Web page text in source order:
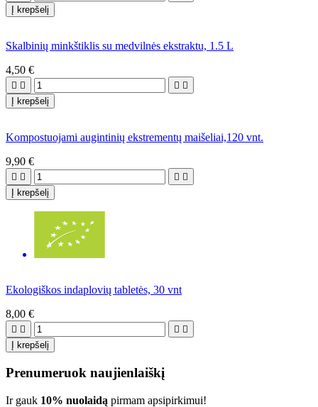
Į krepšelį
Skalbinių minkštiklis su medvilnės ekstraktu, 1.5 L
4,50 €
   
Į krepšelį
Kompostuojami augintinių ekstrementų maišeliai,120 vnt.
9,90 €
   
Į krepšelį
Ekologiškos indaplovių tabletės, 30 vnt
8,00 €
   
Į krepšelį
Prenumeruok naujienlaiškį
Ir gauk 10% nuolaidą pirmam apsipirkimui!